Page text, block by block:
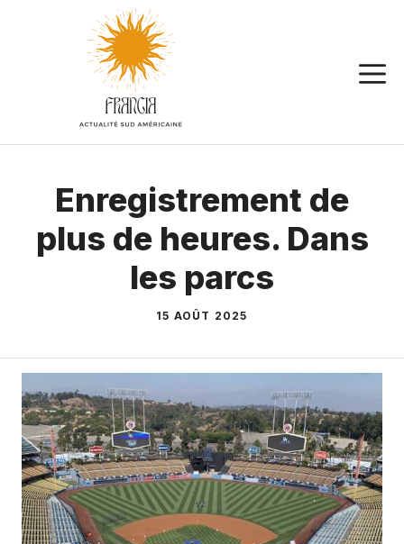
Enregistrement de
plus de heures. Dans
les parcs
15 AOÛT 2025